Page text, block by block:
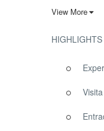
O Riviera
melhores
como se
View More
HIGHLIGHTS